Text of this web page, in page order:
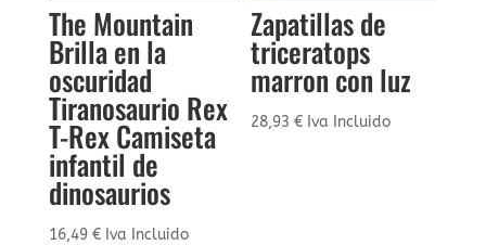
The Mountain
Brilla en la
oscuridad
Tiranosaurio Rex
T-Rex Camiseta
infantil de
dinosaurios
16,49 € Iva Incluido
Zapatillas de
triceratops
marron con luz
28,93€ Iva Incluido